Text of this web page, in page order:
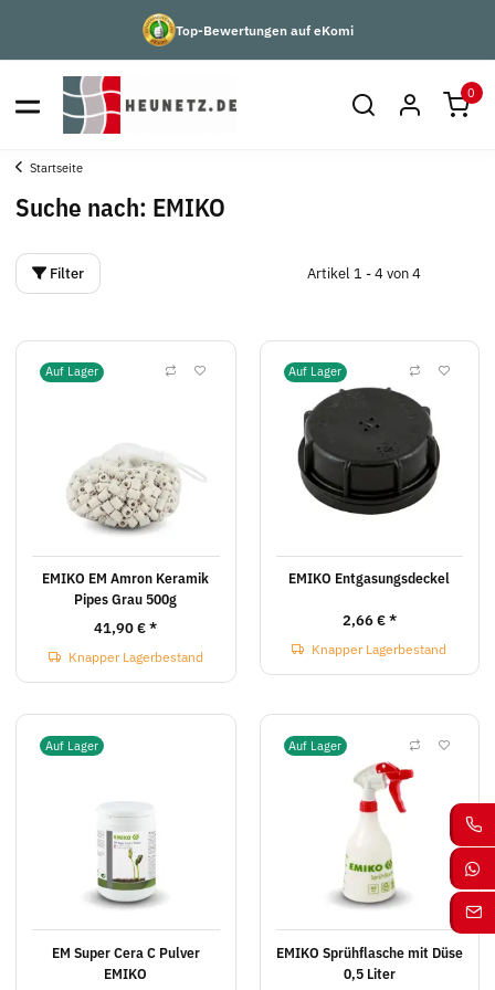
Top-Bewertungen auf eKomi
0
Startseite
Suche nach: EMIKO
Filter Artikel 1 - 4 von 4
Auf Lager
EMIKO EM Amron Keramik
Pipes Grau 500g
41,90 €*
Knapper Lagerbestand
Auf Lager
EMIKO Entgasungsdeckel
2,66 €*
Knapper Lagerbestand
Auf Lager
EM Super Cera C Pulver
EMIKO
Auf Lager
EMIKO Sprühflasche mit Düse
0,5 Liter